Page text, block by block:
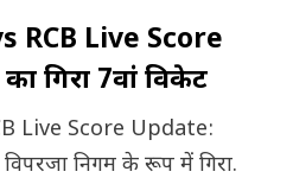
RCB Live Score
गिरा 7वां विकेट
Live Score Update:
विपरजा निगम के रूप में गिरा.